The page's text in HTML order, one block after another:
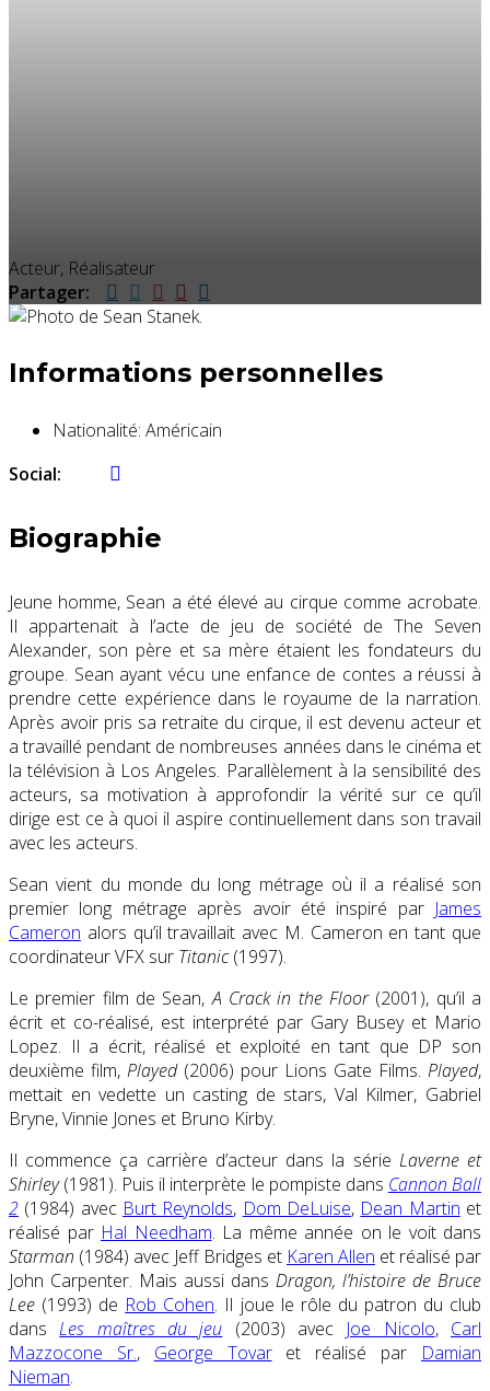
Acteur, Réalisateur
Partager:
Informations personnelles
Nationalité: Américain
Social:
Biographie
Jeune homme, Sean a été élevé au cirque comme acrobate.
Il appartenait à l’acte de jeu de société de The Seven
Alexander, son père et sa mère étaient les fondateurs du
groupe. Sean ayant vécu une enfance de contes a réussi à
prendre cette expérience dans le royaume de la narration.
Après avoir pris sa retraite du cirque, il est devenu acteur et
a travaillé pendant de nombreuses années dans le cinéma et
la télévision à Los Angeles. Parallèlement à la sensibilité des
acteurs, sa motivation à approfondir la vérité sur ce qu’il
dirige est ce à quoi il aspire continuellement dans son travail
avec les acteurs.
Sean vient du monde du long métrage où il a réalisé son
premier long métrage après avoir été inspiré par James
Cameron alors qu’il travaillait avec M. Cameron en tant que
coordinateur VFX sur Titanic(1997).
Le premier film de Sean,A Crack in the Floor(2001), qu’il a
écrit et co-réalisé, est interprété par Gary Busey et Mario
Lopez. Il a écrit, réalisé et exploité en tant que DP son
deuxième film, Played(2006) pour Lions Gate Films. Played,
mettait en vedette un casting de stars, Val Kilmer, Gabriel
Bryne, Vinnie Jones et Bruno Kirby.
Il commence ça carrière d’acteur dans la série Laverne et
Shirley(1981). Puis il interprète le pompiste dans Cannon Ball
2 (1984) avec Burt Reynolds, Dom DeLuise, Dean Martin et
réalisé par Hal Needham. La même année on le voit dans
Starman (1984) avec Jeff Bridges et Karen Allen et réalisé par
John Carpenter. Mais aussi dans Dragon, l’histoire de Bruce
Lee (1993) de Rob Cohen. Il joue le rôle du patron du club
dansLes maîtres du jeu (2003) avec Joe Nicolo, Carl
Mazzocone Sr., George Tovaret réalisé par Damian
Nieman.